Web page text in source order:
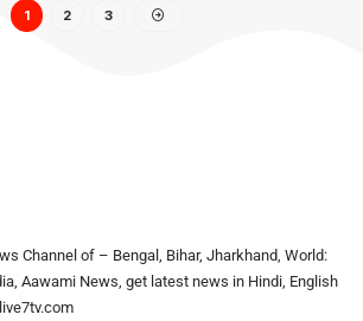
1 2 3
Channel of – Bengal, Bihar, Jharkhand, World:
Aawami News, get latest news in Hindi, English